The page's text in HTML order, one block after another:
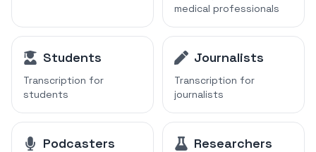
medical professionals
Students
Transcription for
students
Journalists
Transcription for
journalists
Podcasters Researchers